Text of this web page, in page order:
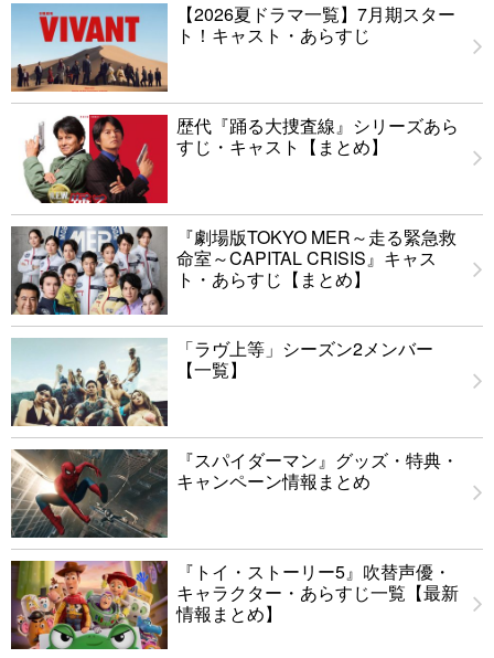
【2026夏ドラマ一覧】7月期スター
ト！キャスト・あらすじ
歴代『踊る大捜査線』シリーズあら
すじ・キャスト【まとめ】
『劇場版TOKYO MER～走る緊急救
命室～CAPITAL CRISIS』キャス
ト・あらすじ【まとめ】
「ラヴ上等」シーズン2メンバー
【一覧】
『スパイダーマン』グッズ・特典・
キャンペーン情報まとめ
『トイ・ストーリー5』吹替声優・
キャラクター・あらすじ一覧【最新
情報まとめ】